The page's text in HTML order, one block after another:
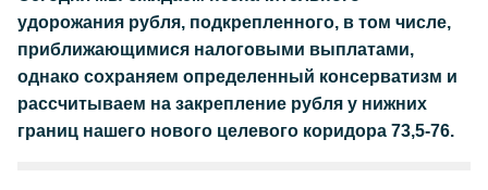
удорожания рубля, подкрепленного, в том числе,
приближающимися налоговыми выплатами,
однако сохраняем определенный консерватизм и
рассчитываем на закрепление рубля у нижних
границ нашего нового целевого коридора 73,5-76.